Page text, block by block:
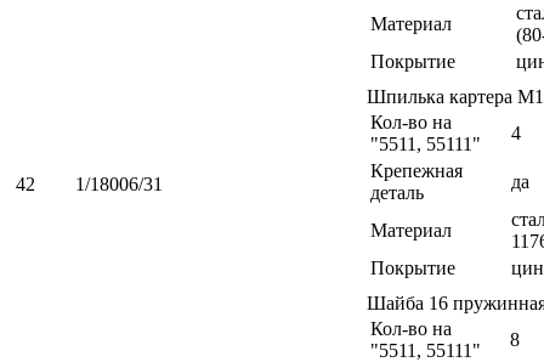
Материал
Покрытие
42 1/18006/31
Шпилька картера
Кол-во на
"5511, 55111"
4
Крепежная
деталь
да
Материал
Покрытие
Шайба 16
Кол-во на
"5511, 55111"
8